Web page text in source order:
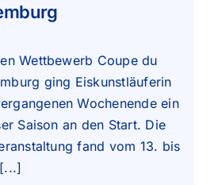
Wettbewerb Coupe du
ging Eiskunstläuferin
Wochenende ein
Saison an den Start. Die
fand vom 13. bis